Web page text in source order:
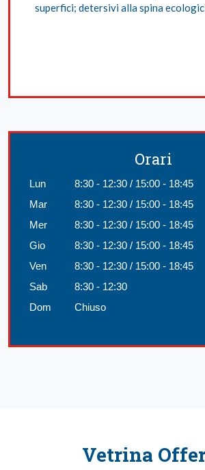
superfici; detersivi alla spina
Orari
Lun
8:30 - 12:30 / 15:00 - 18:45
Mar
8:30 - 12:30 / 15:00 - 18:45
Mer
8:30 - 12:30 / 15:00 - 18:45
Gio
8:30 - 12:30 / 15:00 - 18:45
Ven
8:30 - 12:30 / 15:00 - 18:45
Sab
8:30 - 12:30
Dom
Chiuso
Vetrina